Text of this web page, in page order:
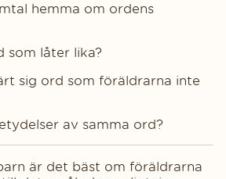
hemma om ordens
som låter lika?
sig ord som föräldrarna inte
av samma ord?
är det bäst om föräldrarna